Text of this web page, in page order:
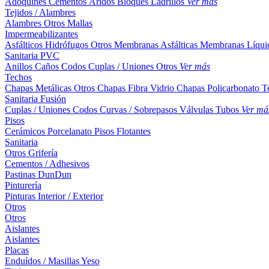
Tejidos / Alambres
Alambres Otros Mallas
Impermeabilizantes
Asfálticos Hidrófugos Otros Membranas Asfálticas Membranas
Sanitaria PVC
Anillos Caños Codos Cuplas / Uniones Otros Ver más
Techos
Chapas Metálicas Otros Chapas Fibra Vidrio Chapas Policarbonato
Sanitaria Fusión
Cuplas / Uniones Codos Curvas / Sobrepasos Válvulas Tubos Ver
Pisos
Cerámicos Porcelanato Pisos Flotantes
Sanitaria
Otros Grifería
Cementos / Adhesivos
Pastinas DunDun
Pinturería
Pinturas Interior / Exterior
Otros
Otros
Aislantes
Aislantes
Placas
Enduídos / MasillasYeso